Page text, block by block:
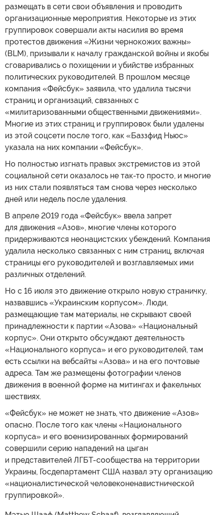
размещать в сети свои объявления и проводить
организационные мероприятия. Некоторые из этих
группировок совершали акты насилия во время
протестов движения «Жизни чернокожих важны»
(BLM), призывали к началу гражданской войны и якобы
сговаривались о похищении и убийстве избранных
политических руководителей. В прошлом месяце
компания «Фейсбук» заявила, что удалила тысячи
страниц и организаций, связанных с
«милитаризованными общественными движениями».
Многие из этих страниц и группировок были удалены
из этой соцсети после того, как «Баззфид Ньюс»
указала на них компании «Фейсбук».
Но полностью изгнать правых экстремистов из этой
социальной сети оказалось не так-то просто, и многие
из них стали появляться там снова через несколько
дней или недель после удаления.
В апреле 2019 года «Фейсбук» ввела запрет
для движения «Азов», многие члены которого
придерживаются неонацистских убеждений. Компания
удалила несколько связанных с ним страниц, включая
страницы его руководителей и возглавляемых ими
различных отделений.
Но с 16 июля это движение открыло новую страничку,
назвавшись «Украинским корпусом». Люди,
размещающие там материалы, не скрывают своей
принадлежности к партии «Азова» «Национальный
корпус». Они открыто обсуждают деятельность
«Национального корпуса» и его руководителей, там
есть ссылки на вебсайты «Азова» и на его почтовые
адреса. Там же размещены фотографии членов
движения в военной форме на митингах и факельных
шествиях.
«Фейсбук» не может не знать, что движение «Азов»
опасно. После того как члены «Национального
корпуса» и его военизированных формирований
совершили серию нападений на цыган
и представителей ЛГБТ-сообщества на территории
Украины, Госдепартамент США назвал эту организацию
«националистической человеконенавистнической
группировкой».